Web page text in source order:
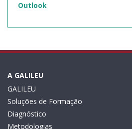
Outlook
A GALILEU
GALILEU
Soluções de Formação
Diagnóstico
Metodologias